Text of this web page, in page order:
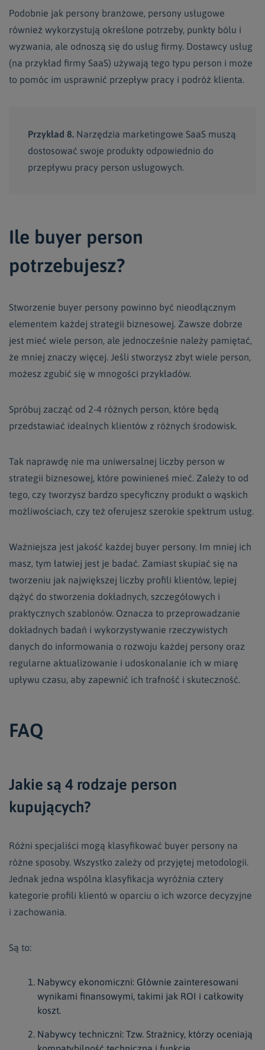
Podobnie jak persony branżowe, persony usługowe
również wykorzystują określone potrzeby, punkty bólu i
wyzwania, ale odnoszą się do usług firmy. Dostawcy usług
(na przykład firmy SaaS) używają tego typu person i może
to pomóc im usprawnić przepływ pracy i podróż klienta.
Przykład 8. Narzędzia marketingowe SaaS muszą
dostosować swoje produkty odpowiednio do
przepływu pracy person usługowych.
Ile buyer person
potrzebujesz?
Stworzenie buyer persony powinno być nieodłącznym
elementem każdej strategii biznesowej. Zawsze dobrze
jest mieć wiele person, ale jednocześnie należy pamiętać,
że mniej znaczy więcej. Jeśli stworzysz zbyt wiele person,
możesz zgubić się w mnogości przykładów.
Spróbuj zacząć od 2-4 różnych person, które będą
przedstawiać idealnych klientów z różnych środowisk.
Tak naprawdę nie ma uniwersalnej liczby person w
strategii biznesowej, które powinieneś mieć. Zależy to od
tego, czy tworzysz bardzo specyficzny produkt o wąskich
możliwościach, czy też oferujesz szerokie spektrum usług.
Ważniejsza jest jakość każdej buyer persony. Im mniej ich
masz, tym łatwiej jest je badać. Zamiast skupiać się na
tworzeniu jak największej liczby profili klientów, lepiej
dążyć do stworzenia dokładnych, szczegółowych i
praktycznych szablonów. Oznacza to przeprowadzanie
dokładnych badań i wykorzystywanie rzeczywistych
danych do informowania o rozwoju każdej persony oraz
regularne aktualizowanie i udoskonalanie ich w miarę
upływu czasu, aby zapewnić ich trafność i skuteczność.
FAQ
Jakie są 4 rodzaje person
kupujących?
Różni specjaliści mogą klasyfikować buyer persony na
różne sposoby. Wszystko zależy od przyjętej metodologii.
Jednak jedna wspólna klasyfikacja wyróżnia cztery
kategorie profili klientó w oparciu o ich wzorce decyzyjne
i zachowania.
Są to:
Nabywcy ekonomiczni: Głównie zainteresowani
wynikami finansowymi, takimi jak ROI i całkowity
koszt.
Nabywcy techniczni: Tzw. Strażnicy, którzy oceniają